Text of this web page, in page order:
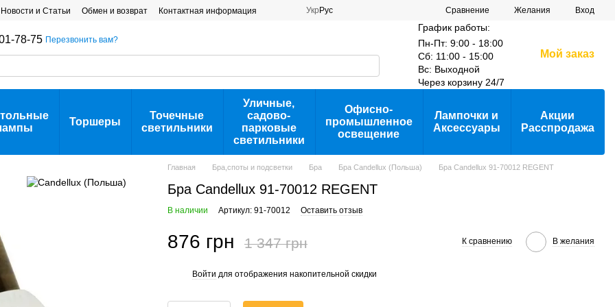
Новости и Статьи Обмен и возврат Контактная информация Укр Рус Сравнение Желания Вход
78-75 Перезвонить вам?
График работы:
Пн-Пт: 9:00 - 18:00
Сб: 11:00 - 15:00
Вс: Выходной
Через корзину 24/7
Мой заказ
Торшеры
Точечные
светильники
Уличные,
садово-
парковые
светильники
Офисно-
промышленное
освещение
Лампочки и
Аксессуары
Акции
Расспродажа
Главная Бра,споты и подсветки Бра Бра Candellux (Польша) Бра Candellux 91-70012 REGENT
Бра Candellux 91-70012 REGENT
В наличии Артикул: 91-70012 Оставить отзыв
876 грн 1 347 грн К сравнению В желания
Войти для отображения накопительной скидки